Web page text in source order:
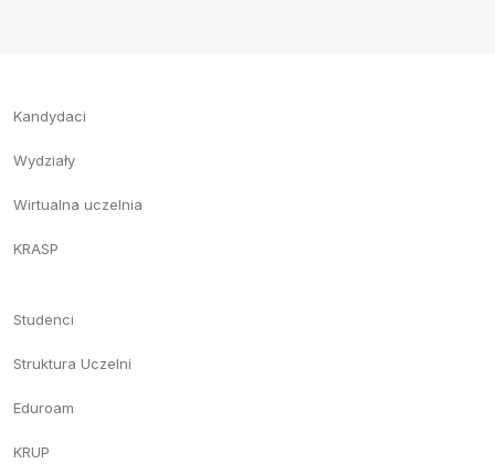
Kandydaci
Wydziały
Wirtualna uczelnia
KRASP
Studenci
Struktura Uczelni
Eduroam
KRUP